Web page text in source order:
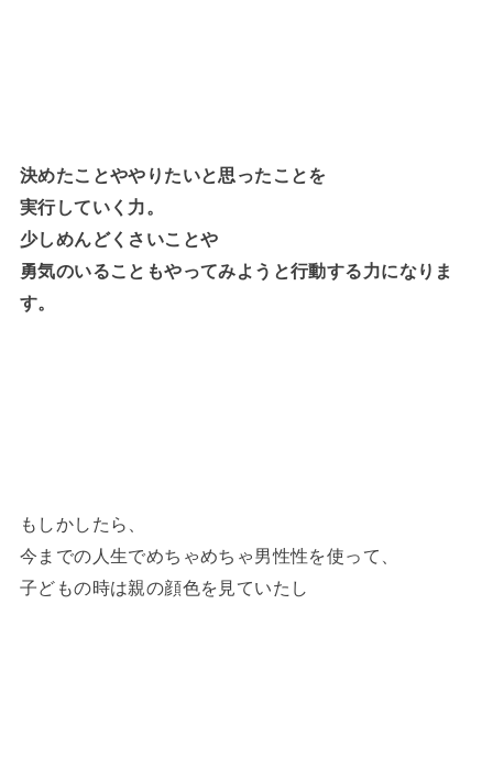
決めたことややりたいと思ったことを
実行していく力。
少しめんどくさいことや
勇気のいることもやってみようと行動する力になりま
す。
もしかしたら、
今までの人生でめちゃめちゃ男性性を使って、
子どもの時は親の顔色を見ていたし